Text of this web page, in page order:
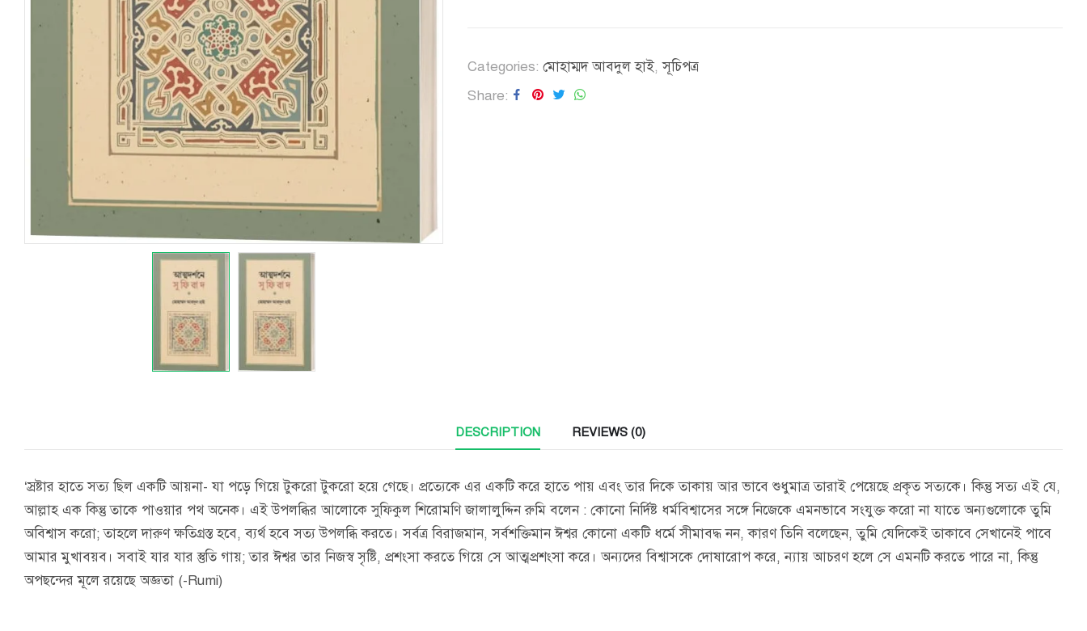
Categories: মোহাম্মদ আবদুল হাই,সূচিপত্র
Share
DESCRIPTION REVIEWS (0)
‘স্রষ্টার হাতে সত্য ছিল একটি আয়না- যা পড়ে গিয়ে টুকরো টুকরো হয়ে গেছে। প্রত্যেকে এর একটি করে হাতে পায় এবং তার দিকে তাকায় আর ভাবে শুধুমাত্র তারাই পেয়েছে প্রকৃত সত্যকে। কিন্তু সত্য এই যে,
আল্লাহ এক কিন্তু তাকে পাওয়ার পথ অনেক। এই উপলব্ধির আলোকে সুফিকুল শিরোমণি জালালুদ্দিন রুমি বলেন : কোনো নির্দিষ্ট ধর্মবিশ্বাসের সঙ্গে নিজেকে এমনভাবে সংযুক্ত করো না যাতে অন্যগুলোকে তুমি
অবিশ্বাস করো; তাহলে দারুণ ক্ষতিগ্রস্ত হবে, ব্যর্থ হবে সত্য উপলব্ধি করতে। সর্বত্র বিরাজমান, সর্বশক্তিমান ঈশ্বর কোনো একটি ধর্মে সীমাবদ্ধ নন, কারণ তিনি বলেছেন, তুমি যেদিকেই তাকাবে সেখানেই পাবে
আমার মুখাবয়ব। সবাই যার যার স্তুতি গায়; তার ঈশ্বর তার নিজস্ব সৃষ্টি, প্রশংসা করতে গিয়ে সে আত্মপ্রশংসা করে। অন্যদের বিশ্বাসকে দোষারোপ করে, ন্যায় আচরণ হলে সে এমনটি করতে পারে না, কিন্তু
অপছন্দের মূলে রয়েছে অজ্ঞতা (-Rumi)